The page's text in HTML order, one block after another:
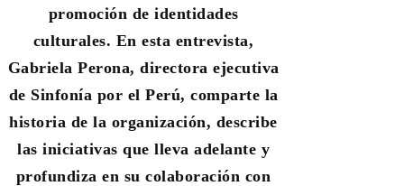
promoción de identidades
culturales. En esta entrevista,
Gabriela Perona, directora ejecutiva
de Sinfonía por el Perú, comparte la
historia de la organización, describe
las iniciativas que lleva adelante y
profundiza en su colaboración con